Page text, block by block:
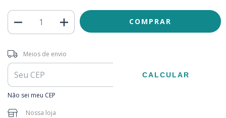
Entregas para o CEP:
Meios de envio
CALCULAR
Não sei meu CEP
Nossa loja